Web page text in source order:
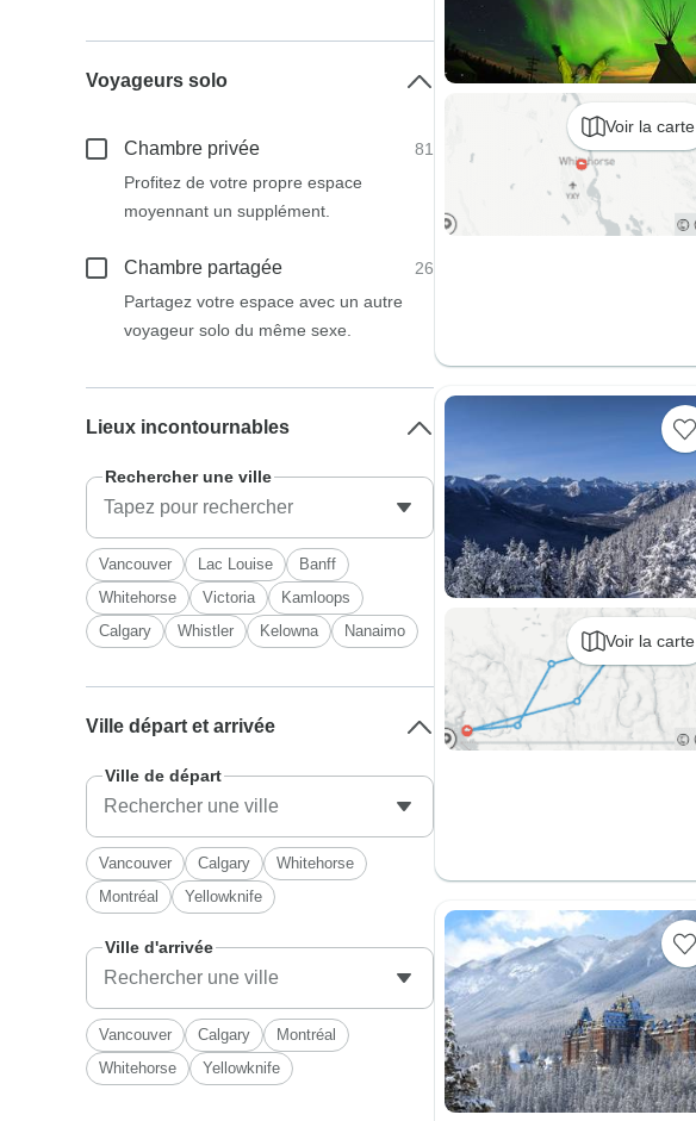
Voir la carte
Voir la carte
Voyageurs solo
Chambre privée
81
Profitez de votre propre espace
moyennant un supplément.
Chambre partagée
26
Partagez votre espace avec un autre
voyageur solo du même sexe.
Lieux incontournables
Rechercher une ville
Vancouver Lac Louise
Banff
Whitehorse
Victoria
Kamloops
Calgary
Whistler Kelowna Nanaimo
Ville départ et arrivée
Ville de départ
Vancouver Calgary
Whitehorse
Montréal
Yellowknife
Ville d'arrivée
Vancouver Calgary
Montréal
Whitehorse
Yellowknife